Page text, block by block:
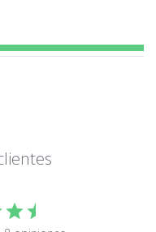
de 25% Sativa y 75%
de la rápida aparición
se espolvorean con una fina
9 semanas
Algunos cultivadores